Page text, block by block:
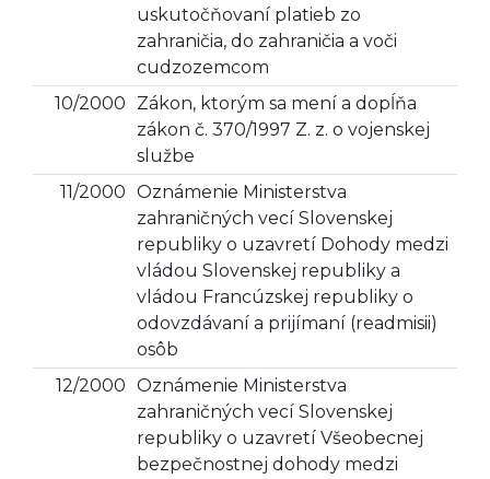
uskutočňovaní platieb zo
zahraničia, do zahraničia a voči
cudzozemcom
10/2000
Zákon, ktorým sa mení a dopĺňa
zákon č. 370/1997 Z. z. o vojenskej
službe
11/2000 Oznámenie Ministerstva
zahraničných vecí Slovenskej
republiky o uzavretí Dohody medzi
vládou Slovenskej republiky a
vládou Francúzskej republiky o
odovzdávaní a prijímaní (readmisii)
osôb
12/2000 Oznámenie Ministerstva
zahraničných vecí Slovenskej
republiky o uzavretí Všeobecnej
bezpečnostnej dohody medzi